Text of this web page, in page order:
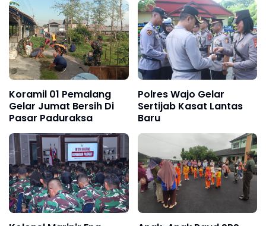
Koramil 01 Pemalang
Gelar Jumat Bersih Di
Pasar Paduraksa
Polres Wajo Gelar
Sertijab Kasat Lantas
Baru